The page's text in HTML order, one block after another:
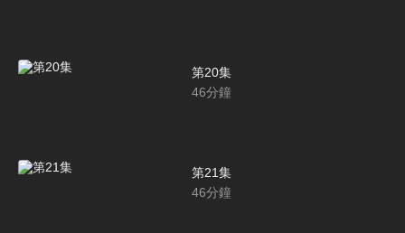
第20集
46分鐘
第21集
46分鐘